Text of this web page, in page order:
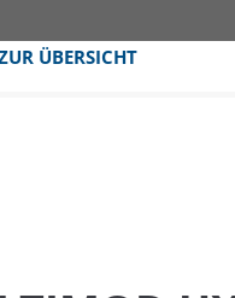
ÜBERSICHT